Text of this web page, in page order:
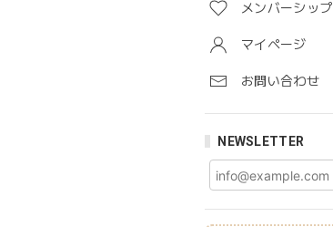
メンバーシップ
マイページ
お問い合わせ
NEWSLETTER